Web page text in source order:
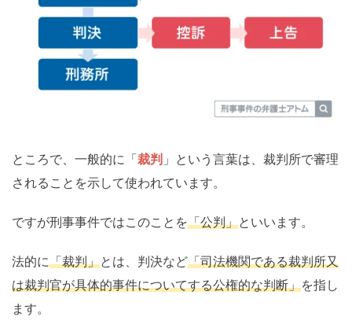
ところで、一般的に「 裁判 」という言葉は、裁判所で審理
されることを示して使われています。
ですが刑事事件ではこのことを「公判」といいます。
法的に「裁判」とは、判決など「司法機関である裁判所又
は裁判官が具体的事件についてする公権的な判断」を指し
ます。